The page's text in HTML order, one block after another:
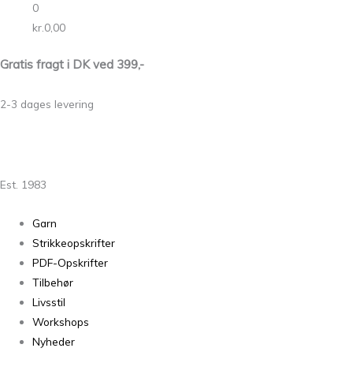
0
kr. 0,00
Gratis fragt i DK ved 399,-
2-3 dages levering
Est. 1983
Garn
Strikkeopskrifter
PDF-Opskrifter
Tilbehør
Livsstil
Workshops
Nyheder